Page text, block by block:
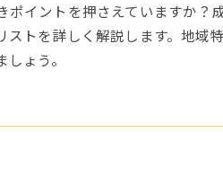
イントを押さえていますか
トを詳しく解説します。地域
ょう。